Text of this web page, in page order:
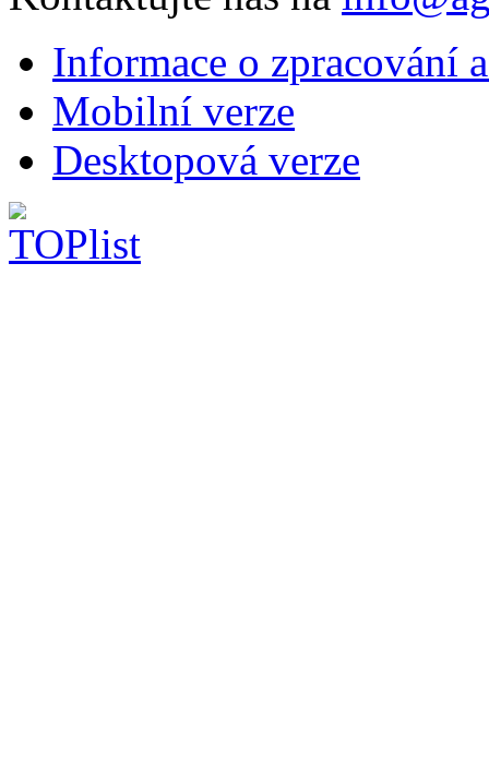
Informace o zpracování
Mobilní verze
Desktopová verze